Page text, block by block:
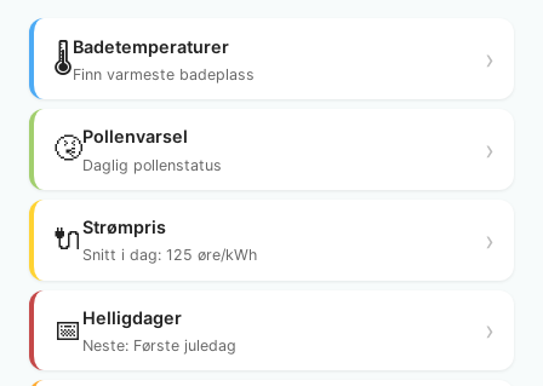
🌡️Badetemperaturer
Finn varmeste badeplass ›
🤧Pollenvarsel
Daglig pollenstatus ›
🔌Strømpris
Snitt i dag: 125 øre/kWh ›
📅 Helligdager
Neste: Første juledag ›